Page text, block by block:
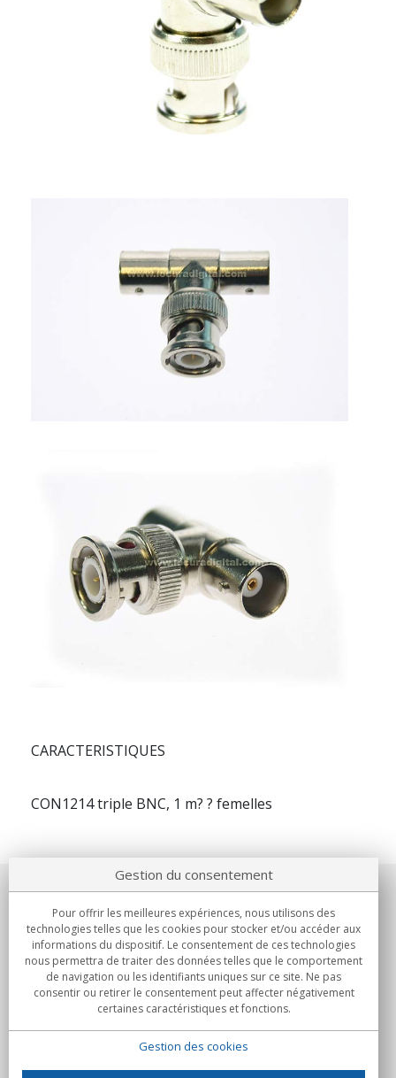
CARACTERISTIQUES
CON1214 triple BNC, 1 m? ? femelles
Notre société
Engagements
Achats
Gestion du consentement
Pour offrir les meilleures expériences, nous utilisons des
technologies telles que les cookies pour stocker et/ou accéder aux
informations du dispositif. Le consentement de ces technologies
nous permettra de traiter des données telles que le comportement
de navigation ou les identifiants uniques sur ce site. Ne pas
consentir ou retirer le consentement peut affecter négativement
certaines caractéristiques et fonctions.
Gestion des cookies